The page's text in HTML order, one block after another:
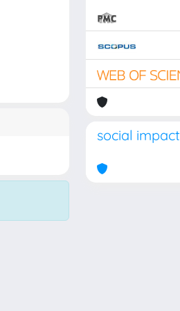
social impact